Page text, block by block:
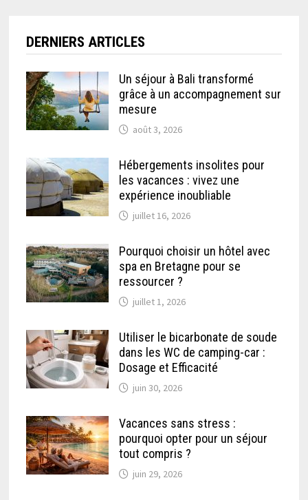
DERNIERS ARTICLES
Un séjour à Bali transformé
grâce à un accompagnement sur
mesure
août 3, 2026
Hébergements insolites pour
les vacances : vivez une
expérience inoubliable
juillet 16, 2026
Pourquoi choisir un hôtel avec
spa en Bretagne pour se
ressourcer ?
juillet 1, 2026
Utiliser le bicarbonate de soude
dans les WC de camping-car :
Dosage et Efficacité
juin 30, 2026
Vacances sans stress :
pourquoi opter pour un séjour
tout compris ?
juin 29, 2026